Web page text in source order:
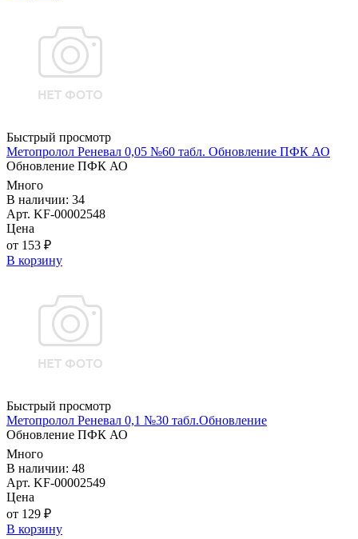
Быстрый просмотр
Метопролол Реневал 0,05 №60 табл. Обновление ПФК АО
Обновление ПФК АО
Много
В наличии: 34
Арт. KF-00002548
Цена
от 153 ₽
В корзину
Быстрый просмотр
Метопролол Реневал 0,1 №30 табл.Обновление
Обновление ПФК АО
Много
В наличии: 48
Арт. KF-00002549
Цена
от 129 ₽
В корзину